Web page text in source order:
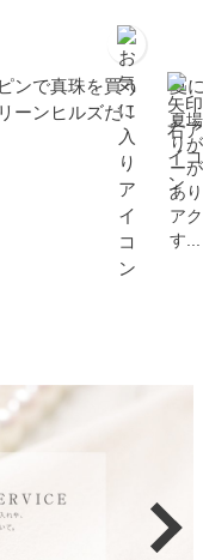
ンで真珠を買う
ーンヒルズだ！
夏
夏
り
ー
あ
ア
す...